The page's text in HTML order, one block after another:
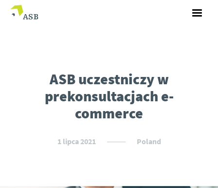
ASB uczestniczy w
prekonsultacjach e-
commerce
1 lipca 2021 Poland